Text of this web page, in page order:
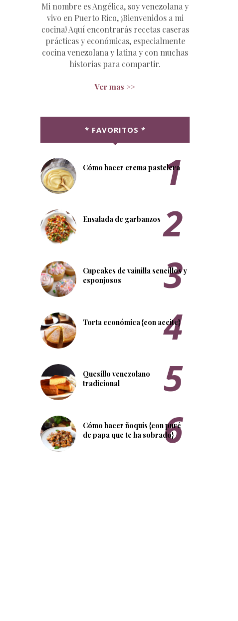
Mi nombre es Angélica, soy venezolana y
vivo en Puerto Rico, ¡Bienvenidos a mi
cocina! Aquí encontrarás recetas caseras
prácticas y económicas, especialmente
cocina venezolana y latina y con muchas
historias para compartir.
Ver mas >>
* FAVORITOS *
Cómo hacer crema pastelera
Ensalada de garbanzos
Cupcakes de vainilla sencillos y
esponjosos
Torta económica {con aceite}
Quesillo venezolano
tradicional
Cómo hacer ñoquis {con puré
de papa que te ha sobrado}